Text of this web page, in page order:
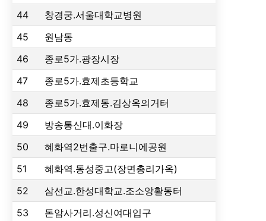
44
창경궁.서울대학교병원
45
원남동
46
종로5가.광장시장
47
종로5가.효제초등학교
48
종로5가.효제동.김상옥의거터
49
방송통신대.이화장
50
혜화역2번출구.마로니에공원
51
혜화역.동성중고(장면총리가옥)
52
삼선교.한성대학교.조소앙활동터
53
돈암사거리.성신여대입구